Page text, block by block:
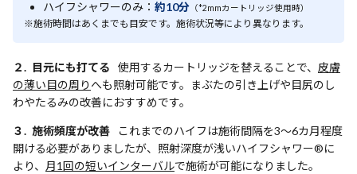
ハイフシャワーのみ： 約10分 （*2mmカートリッジ使用時）
※施術時間はあくまでも目安です。施術状況等により異なります。
２. 目元にも打てる 使用するカートリッジを替えることで、 皮膚
の薄い目の周り へも照射可能です。まぶたの引き上げや目尻のし
わやたるみの改善におすすめです。
３. 施術頻度が改善
これまでのハイフは施術間隔を3〜6カ月程度
開ける必要がありましたが、照射深度が浅いハイフシャワー®に
より、 月1回の短いインターバルで施術が可能になりました。